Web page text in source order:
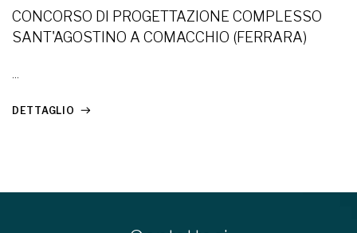
CONCORSO DI PROGETTAZIONE COMPLESSO
SANT'AGOSTINO A COMACCHIO (FERRARA)
...
DETTAGLIO